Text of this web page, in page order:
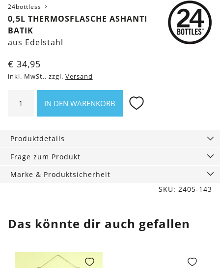
24bottless
0,5L THERMOSFLASCHE ASHANTI
BATIK
aus Edelstahl
€ 34,95
inkl. MwSt., zzgl. Versand
Thermosflasche
Menge
IN DEN WARENKORB
Produktdetails
Frage zum Produkt
Marke & Produktsicherheit
SKU: 2405-143
Das könnte dir auch gefallen